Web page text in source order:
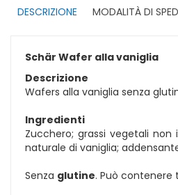
DESCRIZIONE MODALITÀ DI
Schär Wafer alla vaniglia
Descrizione
Wafers alla vaniglia senza
Ingredienti
Zucchero; grassi vegetali
naturale di vaniglia;
Senza glutine. Può contenere